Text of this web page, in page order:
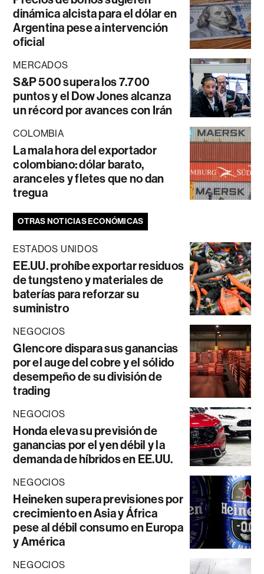
dinámica alcista para el dólar en
Argentina pese a intervención
oficial
MERCADOS
S&P 500 supera los 7.700
puntos y el Dow Jones alcanza
un récord por avances con Irán
COLOMBIA
La mala hora del exportador
colombiano: dólar barato,
aranceles y fletes que no dan
tregua
OTRAS NOTICIAS ECONÓMICAS
ESTADOS UNIDOS
EE.UU. prohíbe exportar residuos
de tungsteno y materiales de
baterías para reforzar su
suministro
NEGOCIOS
Glencore dispara sus ganancias
por el auge del cobre y el sólido
desempeño de su división de
trading
NEGOCIOS
Honda eleva su previsión de
ganancias por el yen débil y la
demanda de híbridos en EE.UU.
NEGOCIOS
Heineken supera previsiones por
crecimiento en Asia y África
pese al débil consumo en Europa
y América
NEGOCIOS